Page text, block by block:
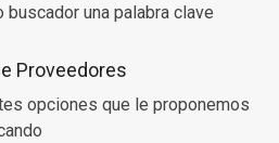
buscador una palabra clave
Proveedores
opciones que le proponemos